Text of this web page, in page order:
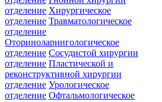
отделение Хирургическое
отделение Травматологическое
отделение
Оториноларингологическое
отделение Сосудистой хирургии
отделение Пластической и
реконструктивной хирургии
отделение Урологическое
отделение Офтальмологическое